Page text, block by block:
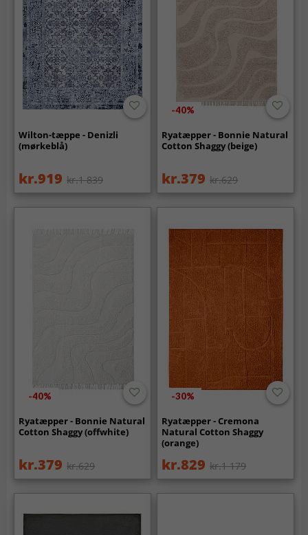
Wilton-tæppe - Denizli
(mørkeblå)
kr.919 kr.1 839
-40%
Ryatæpper - Bonnie Natural
Cotton Shaggy (beige)
kr.379 kr.629
-40%
Ryatæpper - Bonnie Natural
Cotton Shaggy (offwhite)
kr.379 kr.629
-30%
Ryatæpper - Cremona
Natural Cotton Shaggy
(orange)
kr.829 kr.1 179